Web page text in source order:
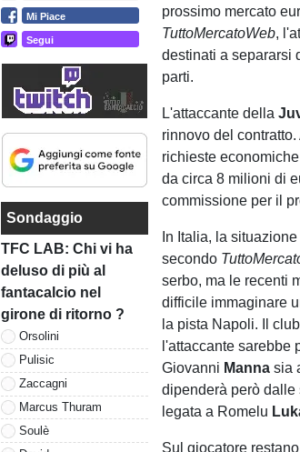
Mi Piace
Segui
Sondaggio
TFC LAB: Chi vi ha
deluso di più al
fantacalcio nel
girone di ritorno ?
Orsolini
Pulisic
Zaccagni
Marcus Thuram
Soulè
prossimo mercato
TuttoMercatoWeb,
destinati a separarsi
parti.
L'attaccante della
rinnovo del
richieste
da circa 8 milioni di
commissione per il
In Italia, la
secondo
serbo, ma le recenti
difficile immaginare
la pista Napoli. Il
l'attaccante sarebbe
Giovanni Manna sia
dipenderà però
legata a Romelu
Sul giocatore